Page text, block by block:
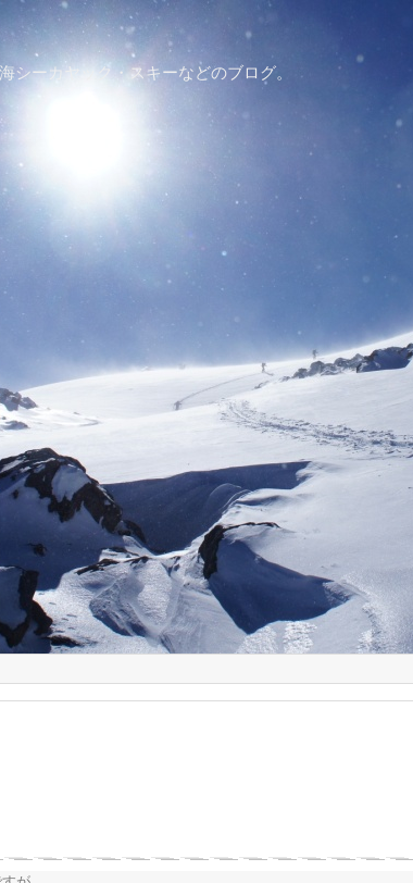
シーカヤック・スキーなどのブログ。